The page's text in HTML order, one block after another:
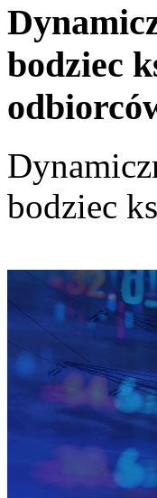
bodziec
bodziec